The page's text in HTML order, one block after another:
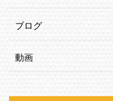
ブログ
動画